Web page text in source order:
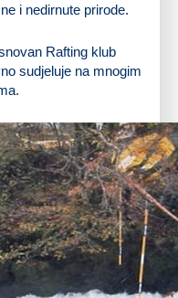
i nedirnute prirode.
Rafting klub
sudjeluje na mnogim